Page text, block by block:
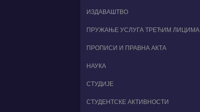
ИЗДАВАШТВО
ПРУЖАЊЕ УСЛУГА ТРЕЋИМ ЛИЦИМА
ПРОПИСИ И ПРАВНА АКТА
НАУКА
СТУДИЈЕ
СТУДЕНТСКЕ АКТИВНОСТИ